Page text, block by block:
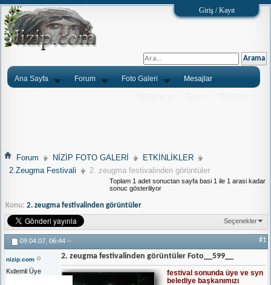
Giriş / Kayıt
Ana Sayfa Forum Foto Galeri Mesajlar
Forum NİZİP FOTO GALERİ
ETKİNLİKLER
2.Zeugma Festivali
2. zeugma festivalinden görüntüler
Toplam 1 adet sonuctan sayfa basi 1 ile 1 arasi kadar
sonuc gösteriliyor
Konu: 2. zeugma festivalinden görüntüler
Seçenekler
09.04.07, 06:44 -- #1
nizip.com
Kıdemli Üye
2. zeugma festivalinden görüntüler Foto__599__
festival sonunda üye ve syn
belediye başkanımızı